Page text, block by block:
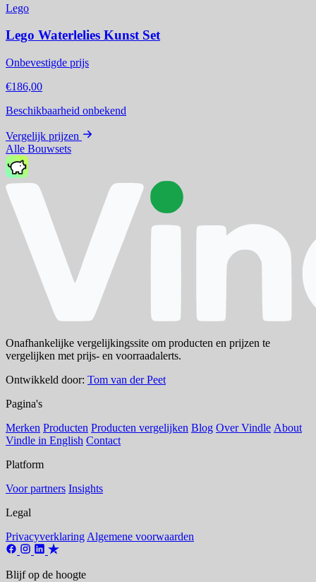
Lego
Lego Waterlelies Kunst Set
Onbevestigde prijs
€186,00
Beschikbaarheid onbekend
Vergelijk prijzen
Alle Bouwsets
Onafhankelijke vergelijkingssite om producten en prijzen te
vergelijken met prijs- en voorraadalerts.
Ontwikkeld door: Tom van der Peet
Pagina's
Merken Producten Producten vergelijken Blog Over Vindle About
Vindle in English Contact
Platform
Voor partners Insights
Legal
Privacyverklaring Algemene voorwaarden
Blijf op de hoogte